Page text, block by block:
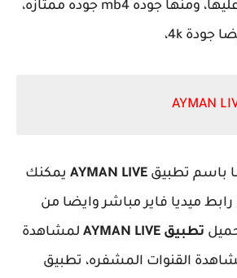
أنصح بالمشاهدة عليها، ومنها جوده mb4 جوده ممتازه،
باسم تطبيق AYMAN LIVE يمكنك
ميديا فاير مباشر وايضا من
تطبيق AYMAN LIVE
لمشاهدة
القنوات المشفره، تطبيق